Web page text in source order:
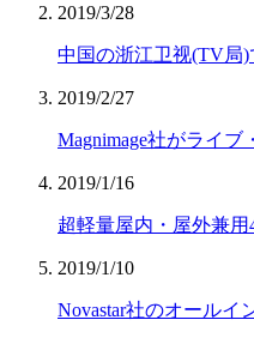
2019/3/28
中国の浙江卫视(TV局)
2019/2/27
Magnimage社がライ
2019/1/16
超軽量屋内・屋外兼用
2019/1/10
Novastar社のオール